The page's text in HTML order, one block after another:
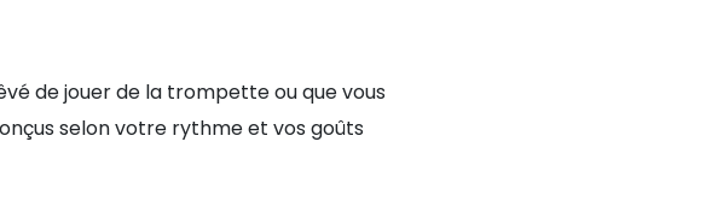
de jouer de la trompette ou que vous
selon votre rythme et vos goûts